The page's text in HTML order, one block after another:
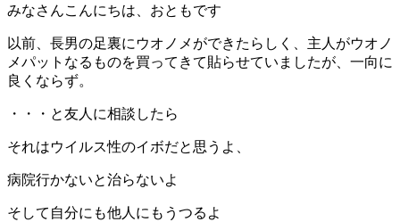
みなさんこんにちは、おともです
以前、長男の足裏にウオノメができたらしく、主人がウオノ
メパットなるものを買ってきて貼らせていましたが、一向に
良くならず。
・・・と友人に相談したら
それはウイルス性のイボだと思うよ、
病院行かないと治らないよ
そして自分にも他人にもうつるよ